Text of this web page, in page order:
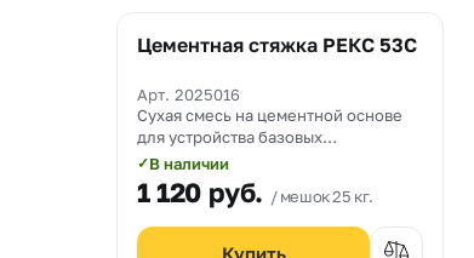
Цементная стяжка РЕКС 53С
Арт. 2025016
Сухая смесь на цементной основе
для устройства базовых
толстостенных стяжек
✓В наличии
1 120 руб. мешок 25 кг.